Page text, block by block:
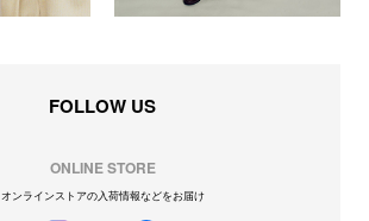
FOLLOW US
ONLINE STORE
オンラインストアの入荷情報などをお届け